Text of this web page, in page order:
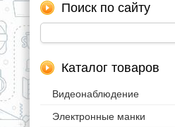
Поиск по сайту
Каталог товаров
Видеонаблюдение
Электронные манки